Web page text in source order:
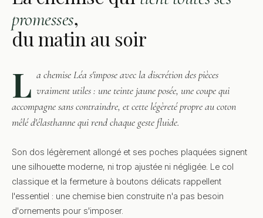
promesses,
du matin au soir
L a chemise Léa s'impose avec la discrétion des pièces
vraiment utiles : une teinte jaune posée, une coupe qui
accompagne sans contraindre, et cette légèreté propre au coton
mêlé d'élasthanne qui rend chaque geste fluide.
Son dos légèrement allongé et ses poches plaquées signent
une silhouette moderne, ni trop ajustée ni négligée. Le col
classique et la fermeture à boutons délicats rappellent
l'essentiel : une chemise bien construite n'a pas besoin
d'ornements pour s'imposer.